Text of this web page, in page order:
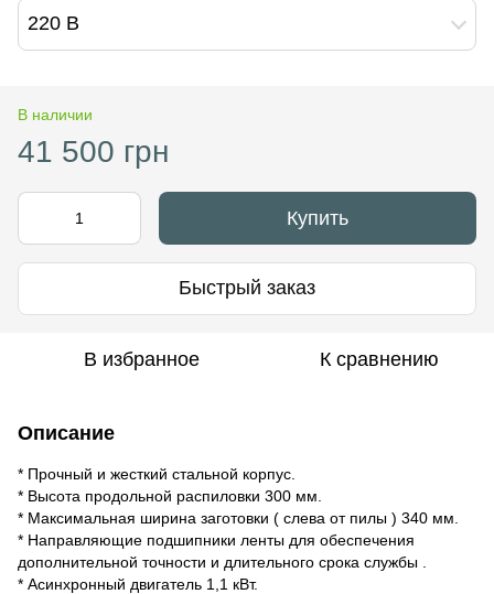
220 В
В наличии
41 500 грн
Купить
Быстрый заказ
В избранное К сравнению
Описание
* Прочный и жесткий стальной корпус.
* Высота продольной распиловки 300 мм.
* Максимальная ширина заготовки ( слева от пилы ) 340 мм.
* Направляющие подшипники ленты для обеспечения
дополнительной точности и длительного срока службы .
* Асинхронный двигатель 1,1 кВт.